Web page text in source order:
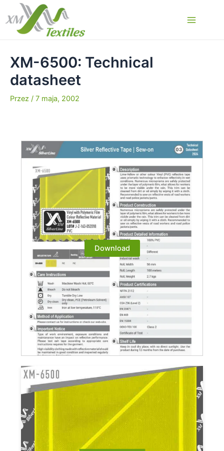
Przejdź
do
treści
XM-6500: Technical
datasheet
Przez / 7 maja, 2002
Download